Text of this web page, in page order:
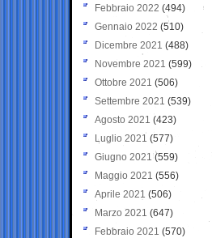
Febbraio 2022 (494)
Gennaio 2022 (510)
Dicembre 2021 (488)
Novembre 2021 (599)
Ottobre 2021 (506)
Settembre 2021 (539)
Agosto 2021 (423)
Luglio 2021 (577)
Giugno 2021(559)
Maggio 2021 (556)
Aprile 2021 (506)
Marzo 2021 (647)
Febbraio 2021 (570)